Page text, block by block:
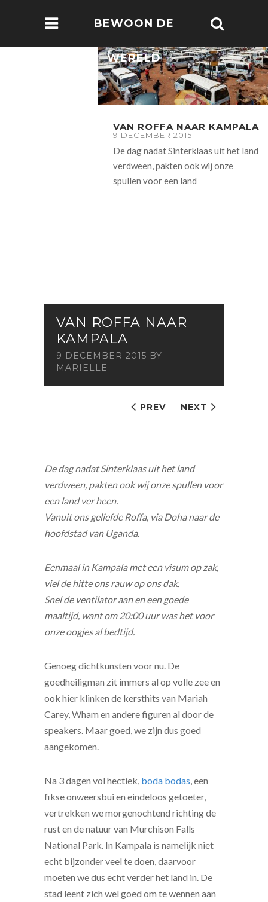
BEWOON DE
WERELD
VAN ROFFA NAAR KAMPALA
9 DECEMBER 2015
De dag nadat Sinterklaas uit het land
verdween, pakten ook wij onze
spullen voor een land
PREV NEXT
VAN ROFFA NAAR
KAMPALA
9 DECEMBER 2015 BY
MARIELLE
De dag nadat Sinterklaas uit het land
verdween, pakten ook wij onze spullen voor
een land ver heen.
Vanuit ons geliefde Roffa, via Doha naar de
hoofdstad van Uganda.
Eenmaal in Kampala met een visum op zak,
viel de hitte ons rauw op ons dak.
Snel de ventilator aan en een goede
maaltijd, want om 20:00 uur was het voor
onze oogjes al bedtijd.
Genoeg dichtkunsten voor nu. De
goedheiligman zit immers al op volle zee en
ook hier klinken de kersthits van Mariah
Carey, Wham en andere figuren al door de
speakers. Maar goed, we zijn dus goed
aangekomen.
Na 3 dagen vol hectiek, boda bodas, een
fikse onweersbui en eindeloos getoeter,
vertrekken we morgenochtend richting de
rust en de natuur van Murchison Falls
National Park. In Kampala is namelijk niet
echt bijzonder veel te doen, daarvoor
moeten we dus echt verder het land in. De
stad leent zich wel goed om te wennen aan